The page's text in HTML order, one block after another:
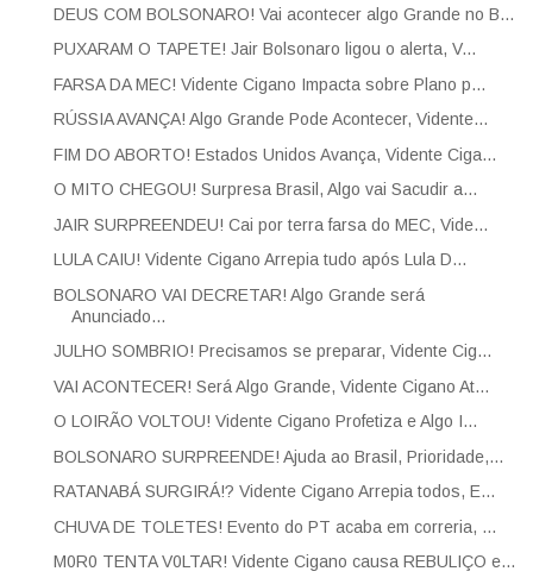
DEUS COM BOLSONARO! Vai acontecer algo Grande no B...
PUXARAM O TAPETE! Jair Bolsonaro ligou o alerta, V...
FARSA DA MEC! Vidente Cigano Impacta sobre Plano p...
RÚSSIA AVANÇA! Algo Grande Pode Acontecer, Vidente...
FIM DO ABORTO! Estados Unidos Avança, Vidente Ciga...
O MITO CHEGOU! Surpresa Brasil, Algo vai Sacudir a...
JAIR SURPREENDEU! Cai por terra farsa do MEC, Vide...
LULA CAIU! Vidente Cigano Arrepia tudo após Lula D...
BOLSONARO VAI DECRETAR! Algo Grande será
Anunciado...
JULHO SOMBRIO! Precisamos se preparar, Vidente Cig...
VAI ACONTECER! Será Algo Grande, Vidente Cigano At...
O LOIRÃO VOLTOU! Vidente Cigano Profetiza e Algo I...
BOLSONARO SURPREENDE! Ajuda ao Brasil, Prioridade,...
RATANABÁ SURGIRÁ!? Vidente Cigano Arrepia todos, E...
CHUVA DE TOLETES! Evento do PT acaba em correria, ...
M0R0 TENTA V0LTAR! Vidente Cigano causa REBULIÇO e...